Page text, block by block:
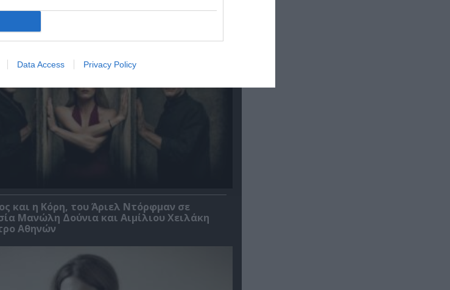
Data Access Privacy Policy
και η Κόρη, του Άριελ Ντόρφμαν σε
Μανώλη Δούνια και Αιμίλιου Χειλάκη
Αθηνών